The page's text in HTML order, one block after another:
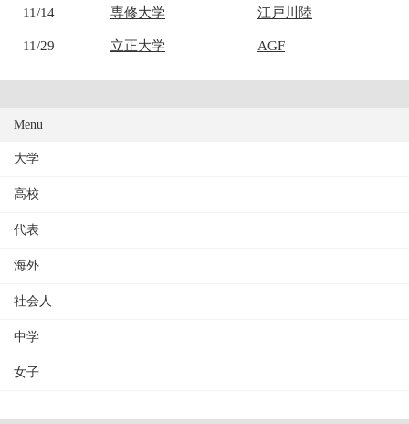
11/14 専修大学 江戸川陸
11/29 立正大学 AGF
Menu
大学
高校
代表
海外
社会人
中学
女子